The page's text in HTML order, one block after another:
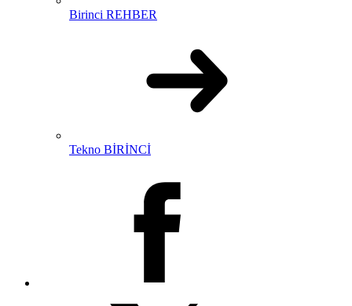
Birinci REHBER
Tekno BİRİNCİ